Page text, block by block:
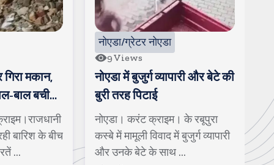
मकान,
बाल बची
बारिश के बीच
...
नोएडा/ग्रेटर नोएडा
9Views
नोएडा में बुजुर्ग व्यापारी और बेटे की
बुरी तरह पिटाई
नोएडा। करंट क्राइम। के रबूपुरा
कस्बे में मामूली विवाद में बुजुर्ग व्यापारी
और उनके बेटे के साथ ...